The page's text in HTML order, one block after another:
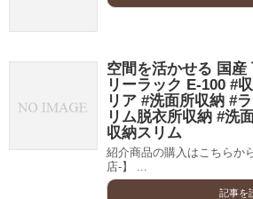
空間を活かせる 国産
リーラック E-100 #
リア #洗面所収納 #
リム脱衣所収納 #洗
収納スリム
紹介商品の購入はこちらか
店-】 ...
記事を